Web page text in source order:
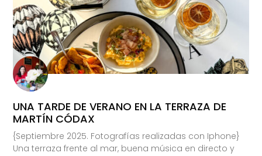
UNA TARDE DE VERANO EN LA TERRAZA DE
MARTÍN CÓDAX
{Septiembre 2025. Fotografías realizadas con Iphone}
Una terraza frente al mar, buena música en directo y